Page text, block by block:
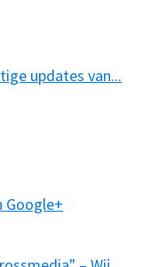
updates van...
Google+